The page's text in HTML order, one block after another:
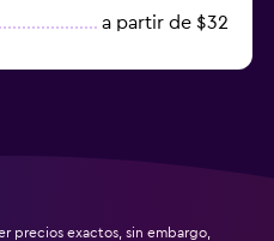
a partir de $32
precios exactos, sin embargo,